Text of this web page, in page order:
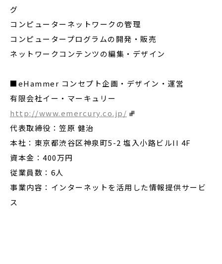
グ
コンピューターネットワークの管理
コンピュータープログラムの開発・販売
ネットワークコンテンツの編集・デザイン
■eHammer コンセプト企画・デザイン・運営
有限会社イー・マーキュリー
http://www.emercury.co.jp/
代表取締役：笠原 健治
本社：東京都渋谷区神泉町5-2 塩入小路ビルII 4F
資本金：400万円
従業員数：6人
事業内容：インターネットを活用した情報提供サービ
ス